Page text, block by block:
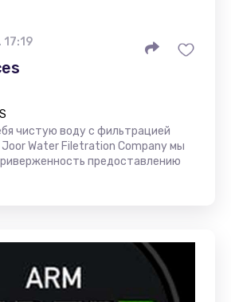
17:19
чистую воду с фильтрацией
Water Filetration Company мы
предоставлению